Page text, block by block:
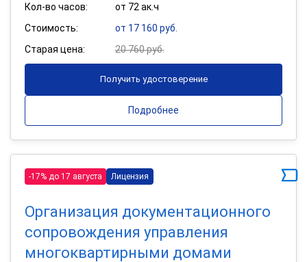
Кол-во часов:
от 72 ак.ч
Стоимость:
от 17 160 руб.
Старая цена:
20 760 руб.
Получить удостоверение
Подробнее
-17% до 17 августа Лицензия
Организация документационного
сопровождения управления
многоквартирными домами